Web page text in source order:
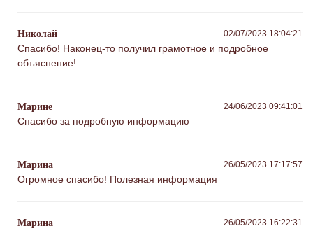
Николай 02/07/2023 18:04:21
Спасибо! Наконец-то получил грамотное и подробное
объяснение!
Марине 24/06/2023 09:41:01
Спасибо за подробную информацию
Марина 26/05/2023 17:17:57
Огромное спасибо! Полезная информация
Марина 26/05/2023 16:22:31